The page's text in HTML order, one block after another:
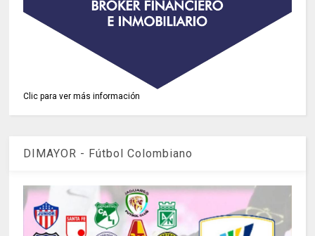
Clic para ver más información
DIMAYOR - Fútbol Colombiano